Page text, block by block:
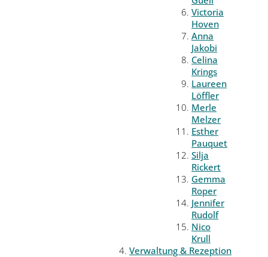
Victoria
Hoven
Anna
Jakobi
Celina
Krings
Laureen
Löffler
Merle
Melzer
Esther
Pauquet
Silja
Rickert
Gemma
Roper
Jennifer
Rudolf
Nico
Krull
Verwaltung & Rezeption